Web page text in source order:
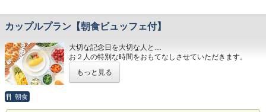
カップルプラン【朝食ビュッフェ付】
大切な記念日を大切な人と…
お２人の特別な時間をおもてなしさせていただきます。
朝食会場：１８階 レストラン「アイリス」
営業時間：７：００～１０：００ （最終入場 ９：３０）
もっと見る
朝食